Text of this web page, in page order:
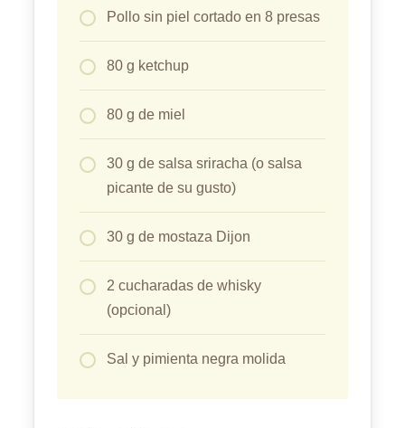
Mi cuenta
Pollo sin piel cortado en 8 presas
80 g ketchup
80 g de miel
30 g de salsa sriracha (o salsa
picante de su gusto)
30 g de mostaza Dijon
2 cucharadas de whisky
(opcional)
Sal y pimienta negra molida